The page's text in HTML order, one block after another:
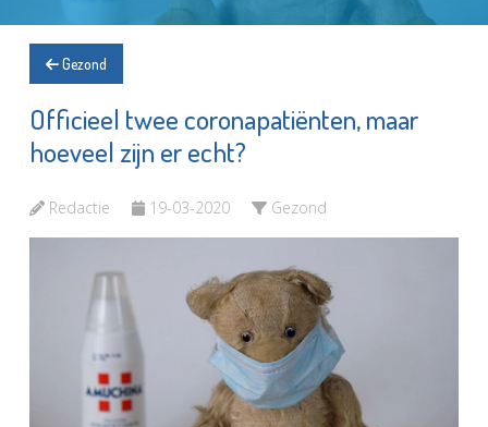
Gezond
Officieel twee coronapatiënten, maar
hoeveel zijn er echt?
Redactie 19-03-2020 Gezond